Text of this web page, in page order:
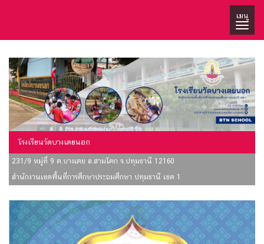
เมนู
โรงเรียนวัดบางเตยนอก
231/9 หมู่ที่ 9 ต.บางเตย อ.สามโคก จ.ปทุมธานี 12160
สำนักงานเขตพื้นที่การศึกษาประถมศึกษา ปทุมธานี เขต 1